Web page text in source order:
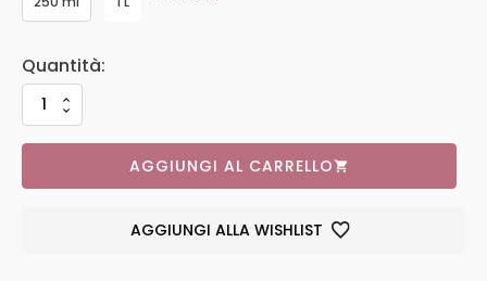
AGGIUNGI AL CARRELLO
AGGIUNGI ALLA WISHLIST